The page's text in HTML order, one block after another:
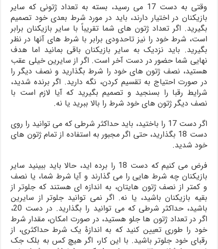
وقتی به دست 17 می ­رسید، بسته به تعداد ژتونی که سایر
بازیکنان در اختیار دارند، باید در مورد شرط بعدی خود تصمیم
بگیرید. اگر تعداد ژتون­ های­ شما تقریباً با سایر بازیکنان برابر
است، شرط خود را نیز تاحدودی برابر با شرط ­های آن­ها در نظر
بگیرید. باید نزدیک به سایر بازیکنان باقی بمانید اما هدف
نهایی شما حضور در دست آخر است. اگر از سایرین خیلی عقب
هستید، نصف ژتون­ های خود را شرط بگذارید و نصف دیگر را
در صورت احتیاج به تقسیم کردن، نگه دارید. اگر برنده شدید،
شرایط رقبا را بسنجید و تصمیم بگیرید که آیا لازم است با
نصف دیگر ژتون­ های خود شرط را بالا ببرید یا نه.
اگر دست 17 را باختید، باید حداکثر شرطی که می توانید را روی
دست 18 بگذارید، حتی اگر مجبور به استفاده از تمام ژتون ­های
خود شدید.
فرض می­ کنیم که دست 18 را برده ­اید، حالا باید ببینید سایر
بازیکنان چه شرط ­هایی را می­ گذارند و آیا شرط شما، یا نصف
و کمتر از نصف ژتون­ های­تان، به اندازه ­ای هستند که جلوتر از
بقیه بازیکنان باشید، یا نه. اگر نمی­ توانید جلوتر از سایرین
باشید، حداکثر شرطی که می­ توانید را بگذارید. در دست 20،
اگر در تعداد ژتون­ ها جلو هستید، در صورت امکان، مقدار شرط
خود را طوری تعیین کنید که به اندازۀ یک شرط حداکثری، از
رقبای خود جلوتر باشید. با این کار، اگر هیچ کس به بلک­ جک